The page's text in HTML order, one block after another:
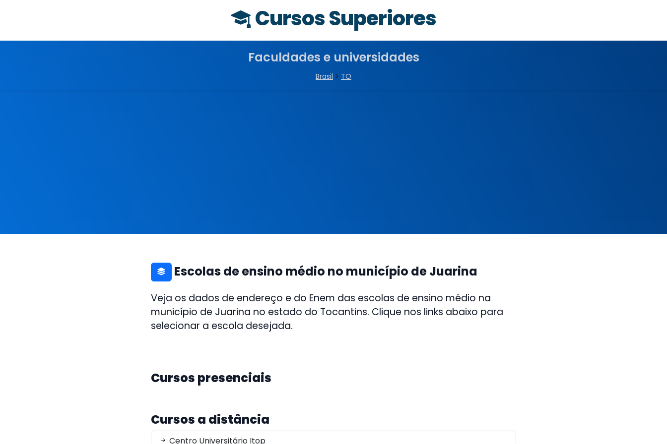
Cursos Superiores
Faculdades e universidades
Brasil > TO
Escolas de ensino médio no município de Juarina
Veja os dados de endereço e do Enem das escolas de ensino médio na
município de Juarina no estado do Tocantins. Clique nos links abaixo para
selecionar a escola desejada.
Cursos presenciais
Cursos a distância
Centro Universitário Itop